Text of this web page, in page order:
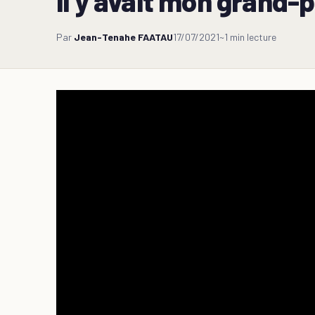
Par Jean-Tenahe FAATAU17/07/2021~1 min lecture